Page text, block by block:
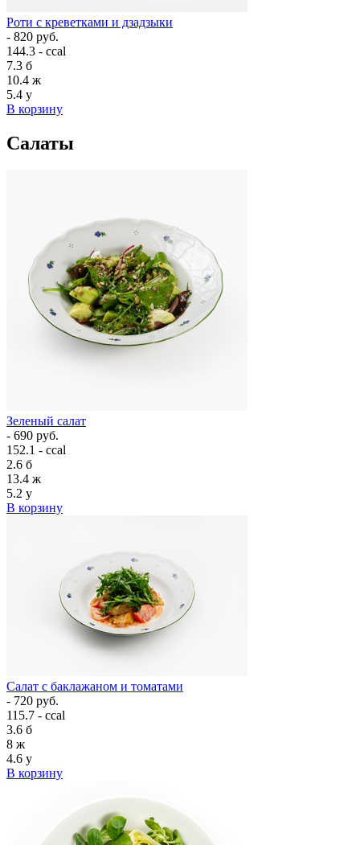
Роти с креветками и дзадзыки
- 820 руб.
144.3 - ccal
7.3 б
10.4 ж
5.4 у
В корзину
Салаты
Зеленый салат
- 690 руб.
152.1 - ccal
2.6 б
13.4 ж
5.2 у
В корзину
Салат с баклажаном и томатами
- 720 руб.
115.7 - ccal
3.6 б
8 ж
4.6 у
В корзину